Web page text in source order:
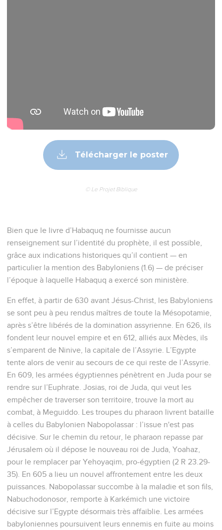
Télécharger le poster
© Le Projet Biblique
Bien que le livre d’Habaquq ne fournisse aucun
renseignement sur l’identité du prophète, il est possible,
grâce aux indications historiques qu’il contient — en
particulier la mention des Babyloniens (1.6) — de préciser
l’époque à laquelle Habaquq a exercé son ministère.
En effet, à partir de 630 avant Jésus-Christ, les Babyloniens
se sont peu à peu rendus maîtres de toute la Mésopotamie,
après s’être libérés de la domination assyrienne. En 626, ils
fondent leur nouvel empire et en 612, alliés aux Mèdes, ils
s’emparent de Ninive, la capitale de l’Assyrie. L’Egypte
tente alors de venir au secours de ce qui reste de l’Assyrie.
En 609, les armées égyptiennes pénètrent en Juda pour se
rendre sur l’Euphrate. Josias, roi de Juda, qui veut les
empêcher de traverser son territoire, trouve la mort au
combat, à Meguiddo. Les troupes du pharaon livrent bataille
à celles du Babylonien Nabopolassar : l’issue n'est pas
décisive. Sur le chemin du retour, le pharaon repasse par
Jérusalem où il dépose le nouveau roi de Juda, Yoahaz,
pour le remplacer par Yehoyaqim, pro-égyptien (2 R 23.29-
35). En 605 a lieu un nouvel affrontement entre les deux
puissances. Nabopolassar succombe à la maladie et son fils,
Nabuchodonosor, remporte à Karkémich une victoire
décisive sur l’Egypte désormais très affaiblie. Les armées
babyloniennes poursuivent leurs ennemis en fuite au moins